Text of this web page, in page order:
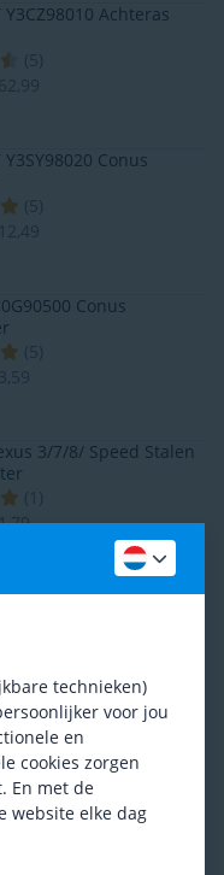
Y3CZ98010 Achteras
( 5
62,99
Y3SY98020 Conus
( 5
12,49
Conus
( 5
3,59
3/7/8/ Speed Stalen
(
Achteras
(5)
technieken)
voor jou
en
cookies zorgen
En met de
website elke dag